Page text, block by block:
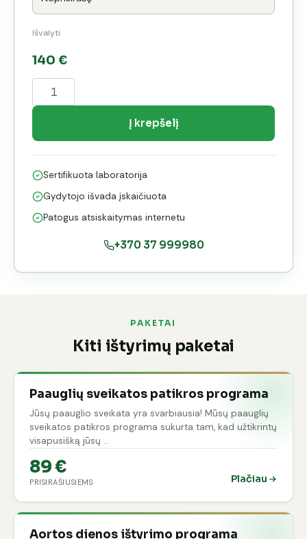
Išvalyti
140 €
produkto
kiekis:
profilaktinis
ištyrimas
vyrams
Į krepšelį
Sertifikuota laboratorija
Gydytojo išvada įskaičiuota
Patogus atsiskaitymas internetu
+370 37 999980
PAKETAI
Kiti ištyrimų paketai
Paauglių sveikatos patikros programa
Jūsų paauglio sveikata yra svarbiausia! Mūsų paauglių
sveikatos patikros programa sukurta tam, kad užtikrintų
visapusišką jūsų …
89 €
PRISIRAŠIUSIEMS Plačiau
Aortos dienos ištyrimo programa